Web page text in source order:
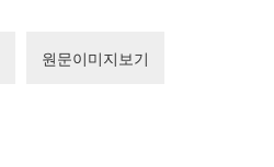
원문이미지보기